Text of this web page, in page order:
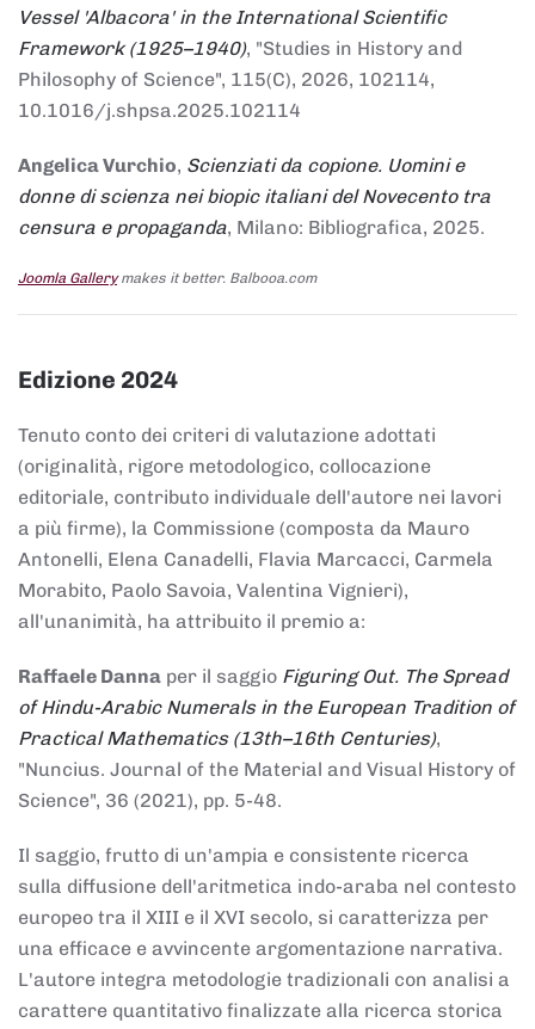
Vessel 'Albacora' in the International Scientific
Framework (1925–1940), "Studies in History and
Philosophy of Science", 115(C), 2026, 102114,
10.1016/j.shpsa.2025.102114
Angelica Vurchio, Scienziati da copione. Uomini e
donne di scienza nei biopic italiani del Novecento tra
censura e propaganda, Milano: Bibliografica, 2025.
Joomla Gallerymakes it better. Balbooa.com
Edizione 2024
Tenuto conto dei criteri di valutazione adottati
(originalità, rigore metodologico, collocazione
editoriale, contributo individuale dell'autore nei lavori
a più firme), la Commissione (composta da Mauro
Antonelli, Elena Canadelli, Flavia Marcacci, Carmela
Morabito, Paolo Savoia, Valentina Vignieri),
all'unanimità, ha attribuito il premio a:
Raffaele Danna per il saggio Figuring Out. The Spread
of Hindu-Arabic Numerals in the European Tradition of
Practical Mathematics (13th–16th Centuries),
"Nuncius. Journal of the Material and Visual History of
Science", 36 (2021), pp. 5-48.
Il saggio, frutto di un'ampia e consistente ricerca
sulla diffusione dell'aritmetica indo-araba nel contesto
europeo tra il XIII e il XVI secolo, si caratterizza per
una efficace e avvincente argomentazione narrativa.
L'autore integra metodologie tradizionali con analisi a
carattere quantitativo finalizzate alla ricerca storica